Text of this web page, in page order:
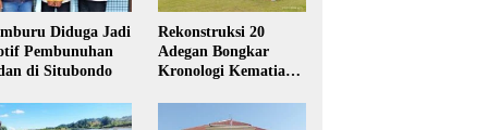
Diduga Jadi
Pembunuhan
di Situbondo
Rekonstruksi 20
Adegan Bongkar
Kronologi Kematian